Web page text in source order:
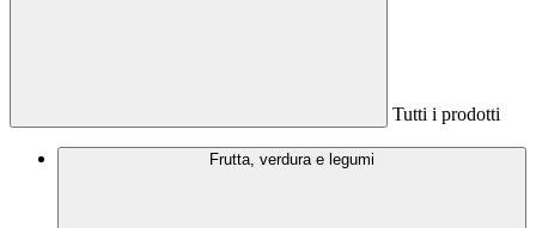
Tutti i prodotti
Frutta, verdura e legumi